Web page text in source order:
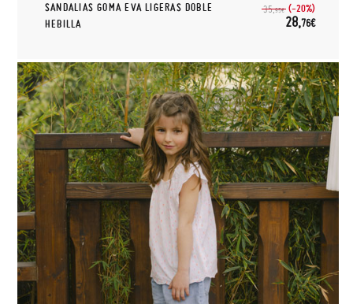
SANDALIAS GOMA EVA LIGERAS DOBLE
HEBILLA
35,95€ (-20%)
28,76€